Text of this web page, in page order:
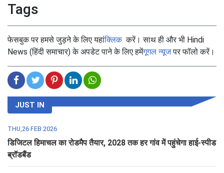
Tags
फेसबुक पर हमसे जुड़ने के लिए यहांक्लिककरें। साथ ही और भी Hindi
News (हिंदी समाचार) के अपडेट पाने के लिए हमेंगूगल न्यूजपर फॉलो करें।
JUST IN
THU,26 FEB 2026
डिजिटल हिमाचल का रोडमैप तैयार, 2028 तक हर गांव में पहुंचेगा हाई-स्पीड
ब्रॉडबैंड